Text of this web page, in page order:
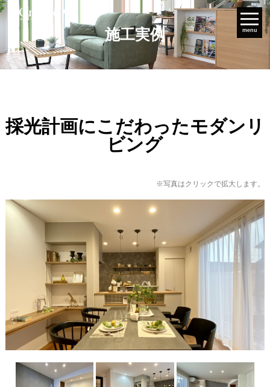
menu
施工実例
採光計画にこだわったモダンリ
ビング
※写真はクリックで拡大します。